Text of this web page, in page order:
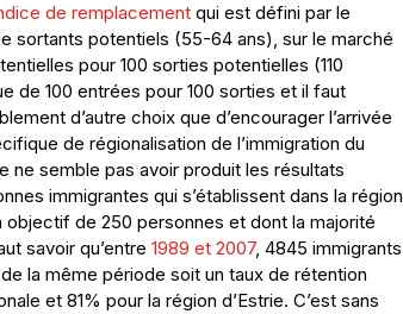
de remplacement qui est défini par le
sortants potentiels (55-64 ans), sur le marché
pour 100 sorties potentielles (110
de 100 entrées pour 100 sorties et il faut
d’autre choix que d’encourager l’arrivée
de régionalisation de l’immigration du
ne semble pas avoir produit les résultats
immigrantes qui s’établissent dans la région
de 250 personnes et dont la majorité
savoir qu’entre 1989 et 2007, 4845 immigrants
la même période soit un taux de rétention
et 81% pour la région d’Estrie. C’est sans